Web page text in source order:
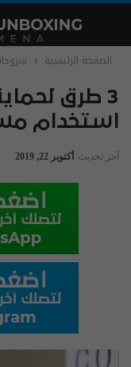
الصفحة الرئيسية
3 طرق
استخدام
آخر تحديث أكتوبر 22, 2019